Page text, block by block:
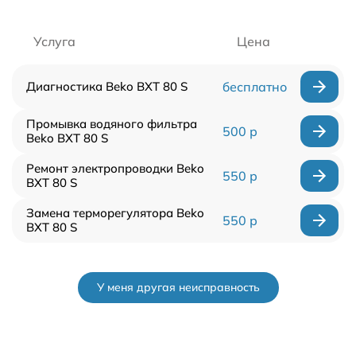
Услуга Цена
Диагностика Beko BXT 80 S бесплатно
Промывка водяного фильтра
Beko BXT 80 S
500 р
Ремонт электропроводки Beko
BXT 80 S
550 р
Замена терморегулятора Beko
BXT 80 S
550 р
У меня другая неисправность